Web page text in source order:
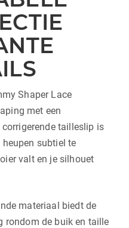
Shaper Lace
met een
tailleslip is
subtiel te
valt en je silhouet
materiaal biedt de
rondom de buik en taille